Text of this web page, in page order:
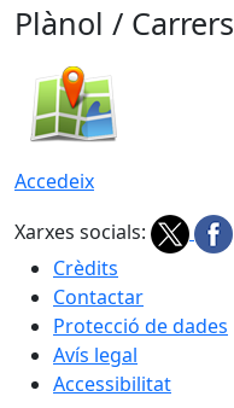
Plànol / Carrers
Accedeix
Xarxes socials:
Crèdits
Contactar
Protecció de dades
Avís legal
Accessibilitat